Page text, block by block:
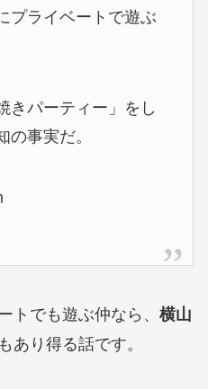
プライベートで遊ぶ
きパーティー」をし
事実だ。
でも遊ぶ仲なら、 横山
もあり得る話です。